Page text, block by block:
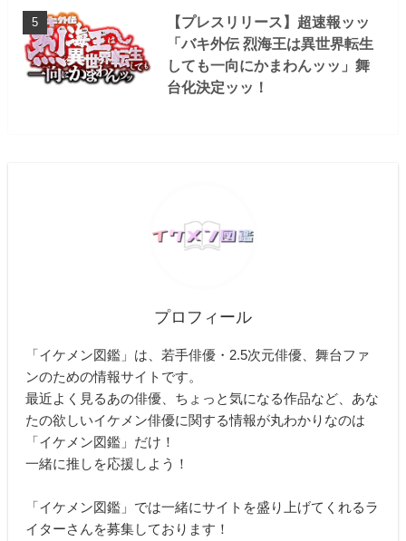
【プレスリリース】超速報ッッ
「バキ外伝 烈海王は異世界転生
しても一向にかまわんッッ」舞
台化決定ッッ！
プロフィール
「イケメン図鑑」は、若手俳優・2.5次元俳優、舞台ファ
ンのための情報サイトです。
最近よく見るあの俳優、ちょっと気になる作品など、あな
たの欲しいイケメン俳優に関する情報が丸わかりなのは
「イケメン図鑑」だけ！
一緒に推しを応援しよう！
「イケメン図鑑」では一緒にサイトを盛り上げてくれるラ
イターさんを募集しております！